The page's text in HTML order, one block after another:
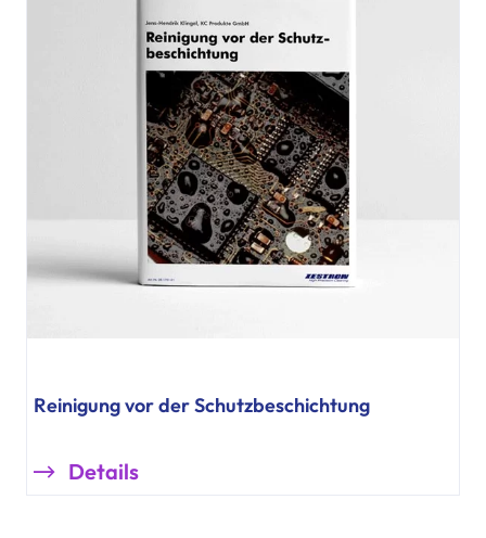
Reinigung vor der Schutzbeschichtung
Details